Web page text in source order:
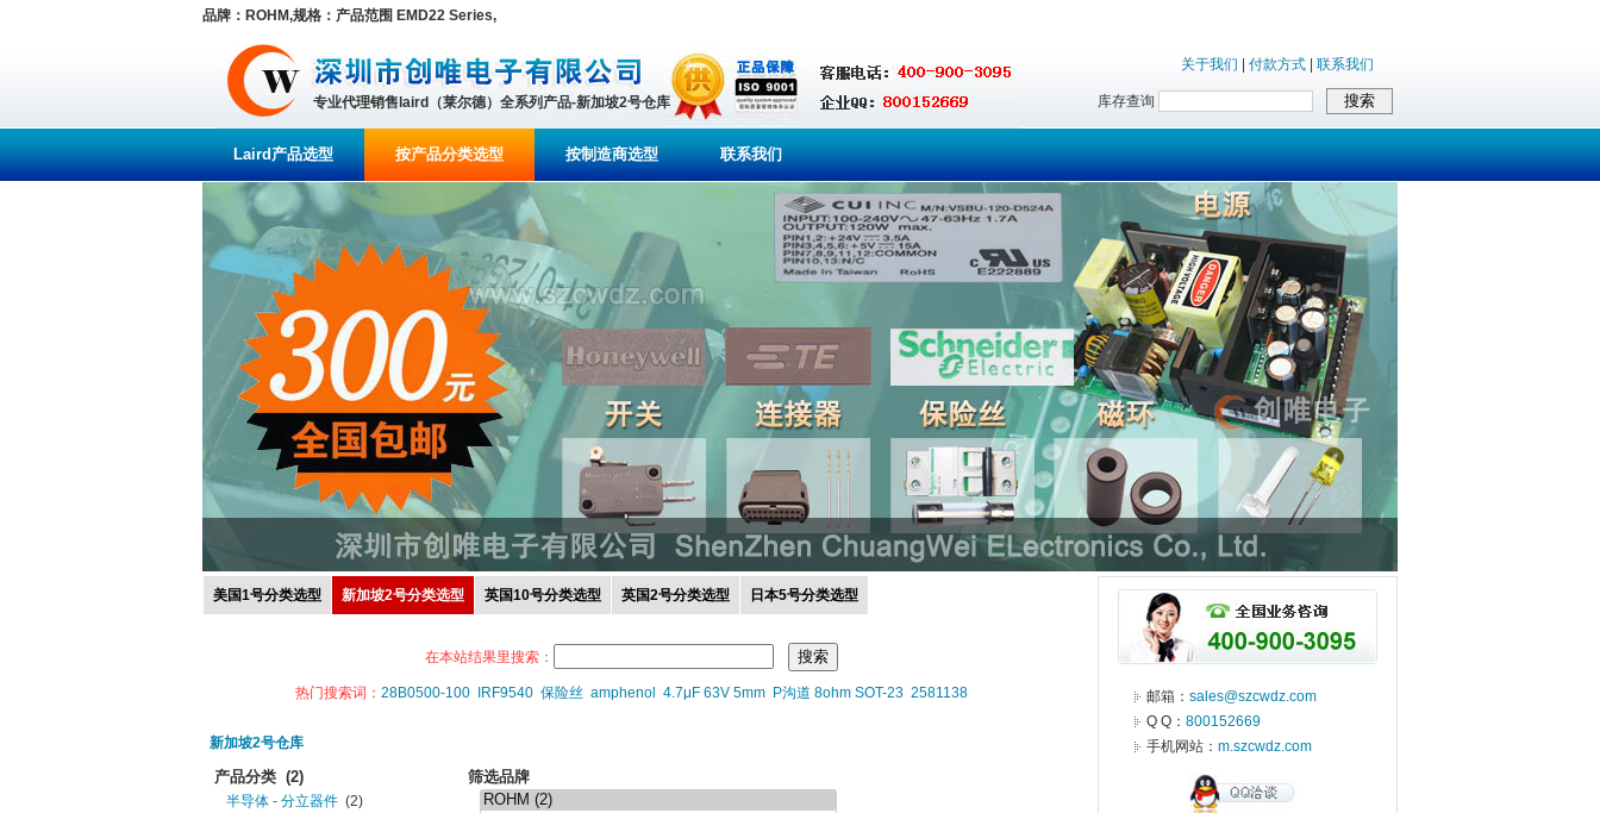
品牌：ROHM,规格：产品范围 EMD22 Series,
专业代理销售laird（莱尔德）全系列产品-新加坡2号仓库
关于我们 付款方式 联系我们
库存查询
Laird产品选型 按产品分类选型 按制造商选型 联系我们
美国1号分类选型 新加坡2号分类选型 英国10号分类选型 英国2号分类选型 日本5号分类选型
在本站结果里搜索：
热门搜索词： 28B0500-100 IRF9540 保险丝 amphenol 4.7μF 63V 5mm P沟道 8ohm SOT-23 2581138
新加坡2号仓库
产品分类 (2)
半导体 - 分立器件 (2)
筛选品牌
邮箱： sales@szcwdz.com
Q Q： 800152669
手机网站： m.szcwdz.com